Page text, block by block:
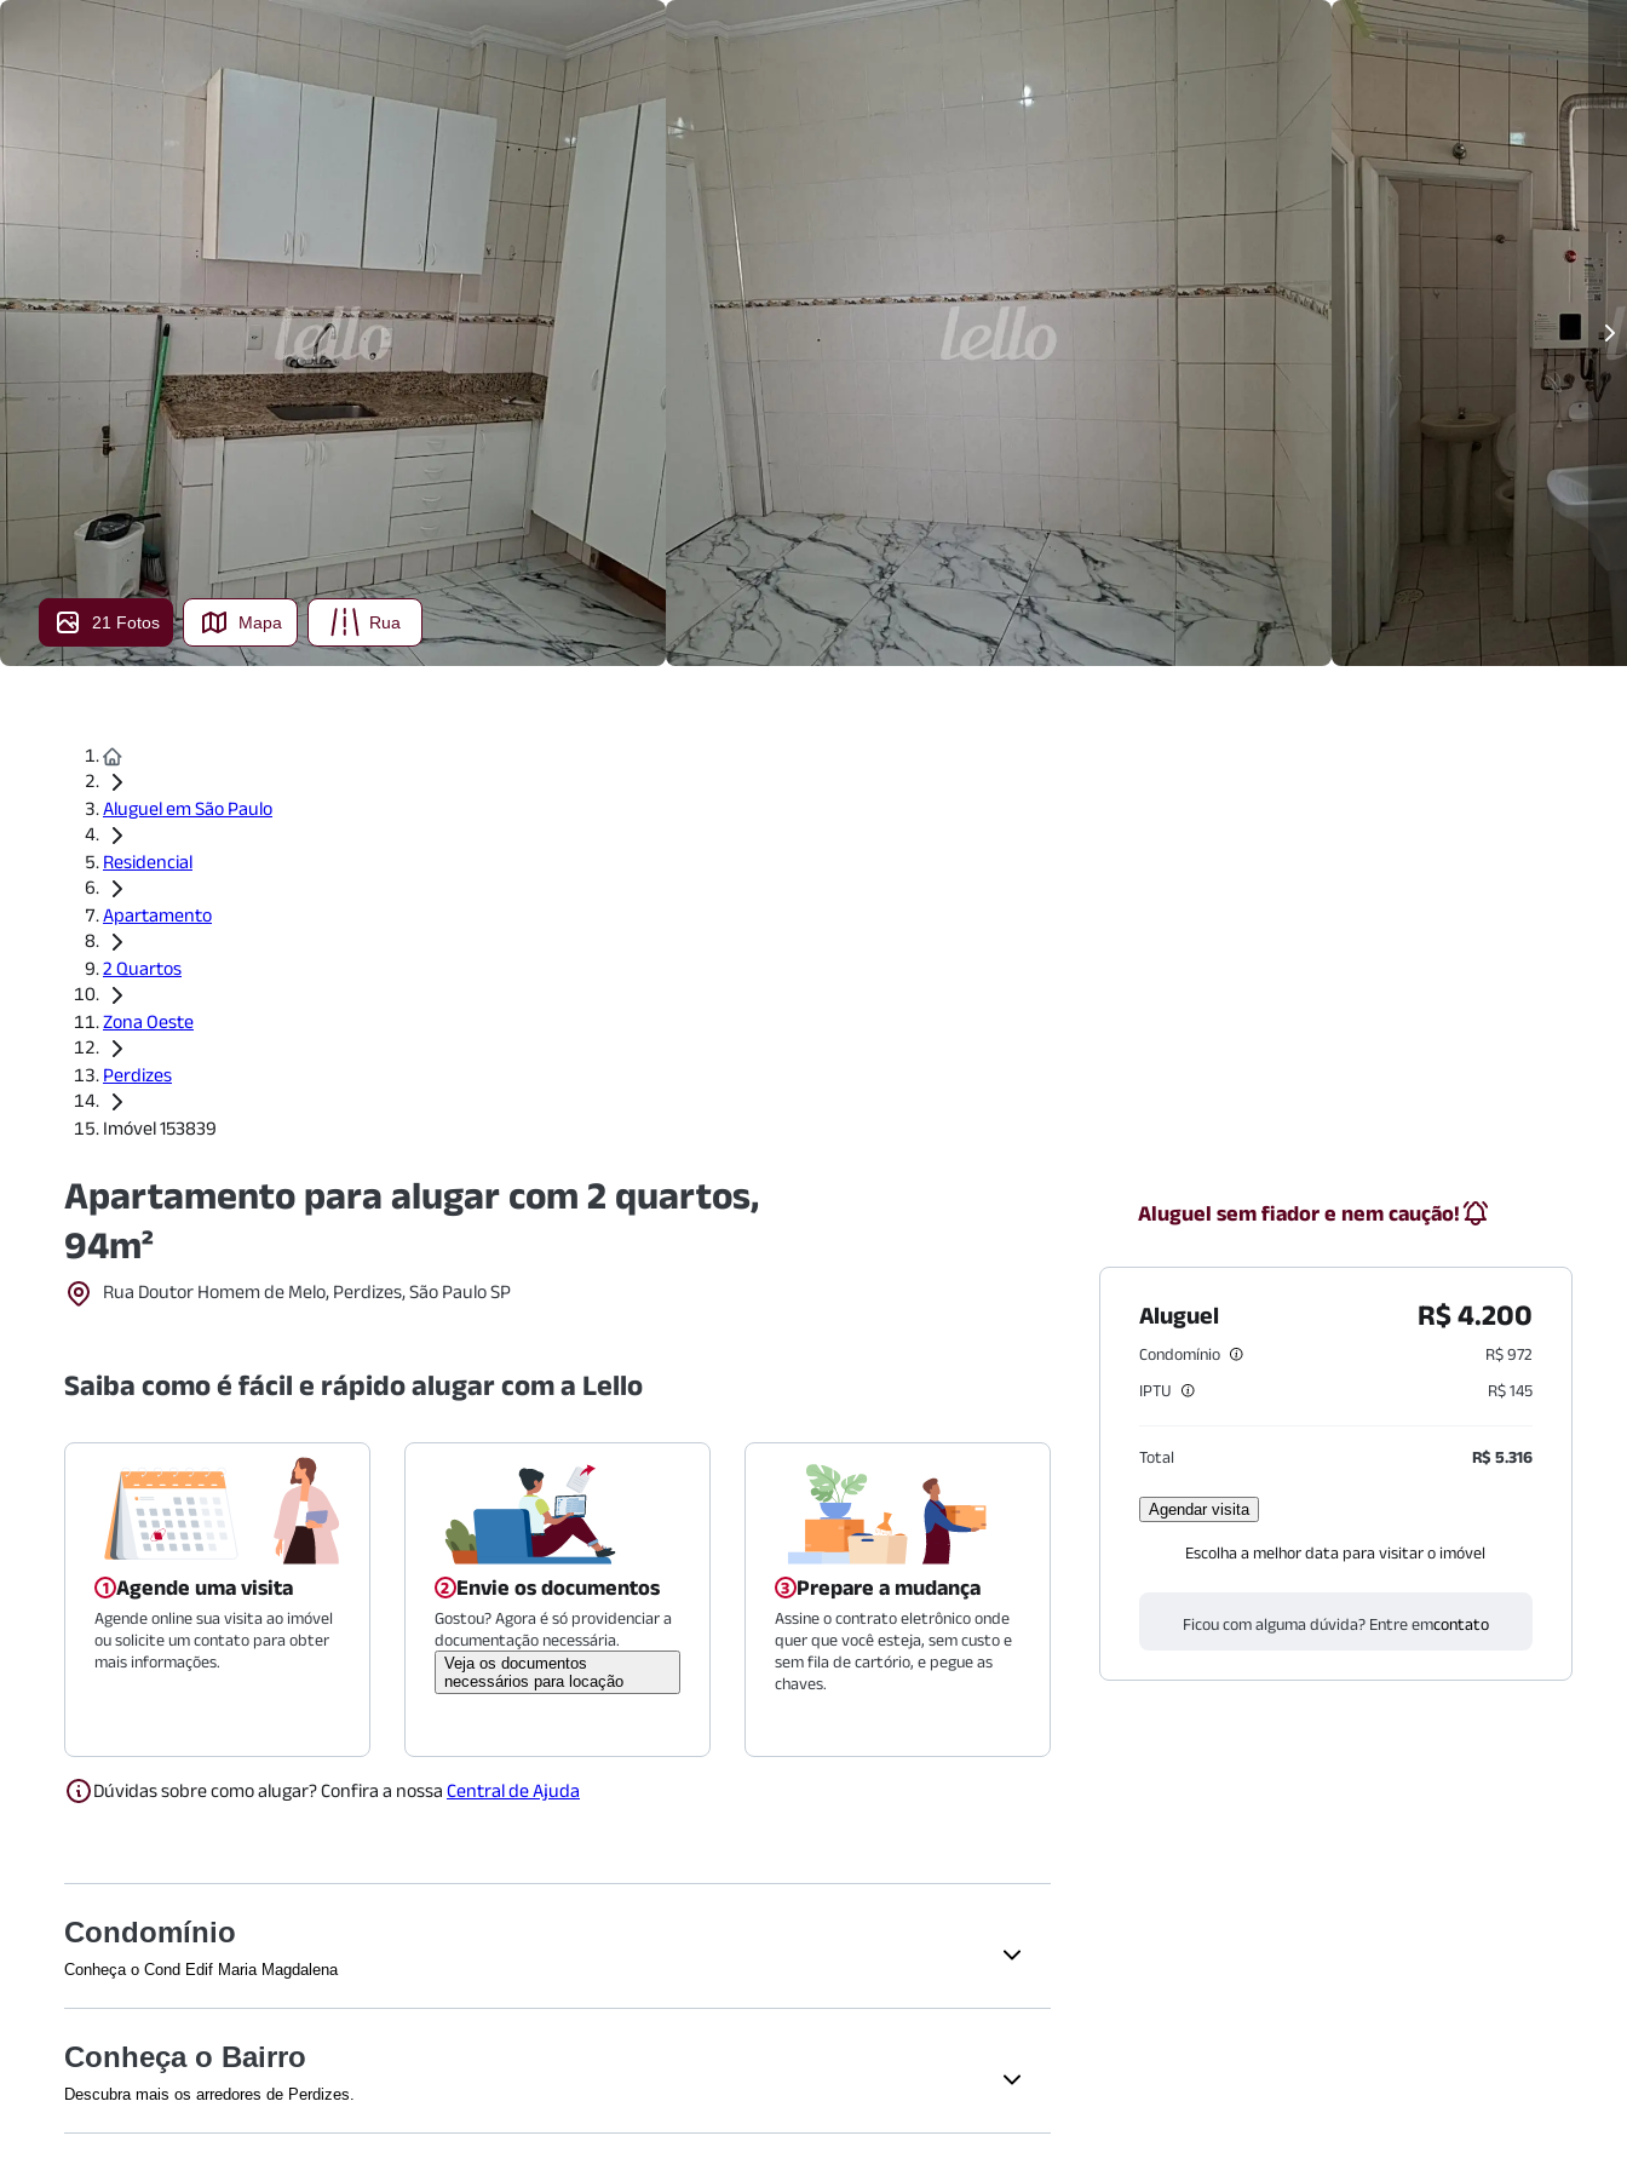
21 Fotos Mapa Rua
Aluguel em São Paulo
Residencial
Apartamento
2 Quartos
Zona Oeste
Perdizes
Imóvel 153839
Apartamento para alugar com 2 quartos,
94m²
Rua Doutor Homem de Melo, Perdizes, São Paulo SP
Saiba como é fácil e rápido alugar com a Lello
Agende uma visita
Agende online sua visita ao imóvel
ou solicite um contato para obter
mais informações.
Envie os documentos
Gostou? Agora é só providenciar a
documentação necessária.
Veja os documentos
necessários para locação
Prepare a mudança
Assine o contrato eletrônico onde
quer que você esteja, sem custo e
sem fila de cartório, e pegue as
chaves.
Dúvidas sobre como alugar? Confira a nossa Central de Ajuda
Condomínio
Conheça o Cond Edif Maria Magdalena
Conheça o Bairro
Descubra mais os arredores de Perdizes.
Aluguel sem fiador e nem caução!
Aluguel R$ 4.200
Condomínio
R$ 972
IPTU
R$ 145
Total R$ 5.316
Agendar visita
Escolha a melhor data para visitar o imóvel
Ficou com alguma dúvida? Entre emcontato